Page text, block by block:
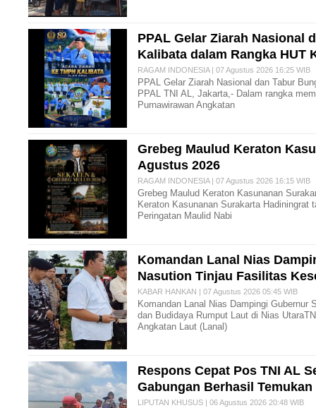
PPAL Gelar Ziarah Nasional
Kalibata dalam Rangka HUT
RAGAM INDONESIA | 07 Agustus 2026 16:25 WIB
PPAL Gelar Ziarah Nasional dan Tabur
PPAL TNI AL, Jakarta,- Dalam rangka
Purnawirawan Angkatan
Grebeg Maulud Keraton
Agustus 2026
RAGAM INDONESIA | 07 Agustus 2026 16:15 WIB
Grebeg Maulud Keraton Kasunanan
Keraton Kasunanan Surakarta Hadiningrat
Peringatan Maulid Nabi
Komandan Lanal Nias
Nasution Tinjau Fasilitas
KABAR HANKAN | 07 Agustus 2026 05:45 WIB
Komandan Lanal Nias Dampingi
dan Budidaya Rumput Laut di Nias Utara
Angkatan Laut (Lanal)
Respons Cepat Pos TNI AL
Gabungan Berhasil
LIPUTAN KHUSUS | 06 Agustus 2026 20:48 WIB